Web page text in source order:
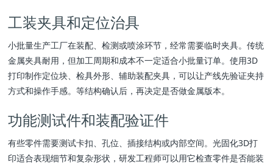
工装夹具和定位治具
小批量生产工厂在装配、检测或喷涂环节，经常需要临时夹具。传统
金属夹具耐用，但加工周期和成本不一定适合小批量订单。使用3D
打印制作定位块、检具外形、辅助装配夹具，可以让产线先验证夹持
方式和操作手感。等结构确认后，再决定是否做金属版本。
功能测试件和装配验证件
有些零件需要测试卡扣、孔位、插接结构或内部空间。光固化3D打
印适合表现细节和复杂形状，研发工程师可以用它检查零件是否能装